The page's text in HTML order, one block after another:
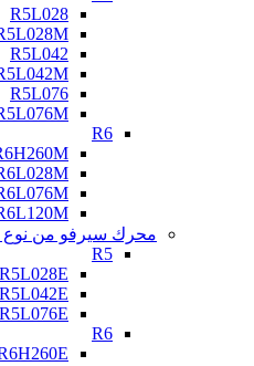
R5L028
R5L042
R5L076
R6
محرك سيرفو من نوع EtherCAT AC
R5
R5L028E
R5L042E
R5L076E
R6